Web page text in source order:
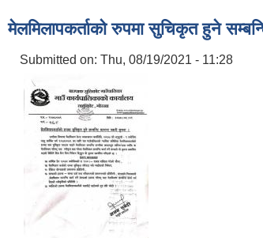
मेलमिलापकर्ताको रुपमा सुचिकृत हुने
Submitted on: Thu, 08/19/2021 - 11:28